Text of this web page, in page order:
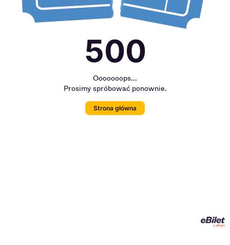
500
Ooooooops...
Prosimy spróbować ponownie.
Strona główna